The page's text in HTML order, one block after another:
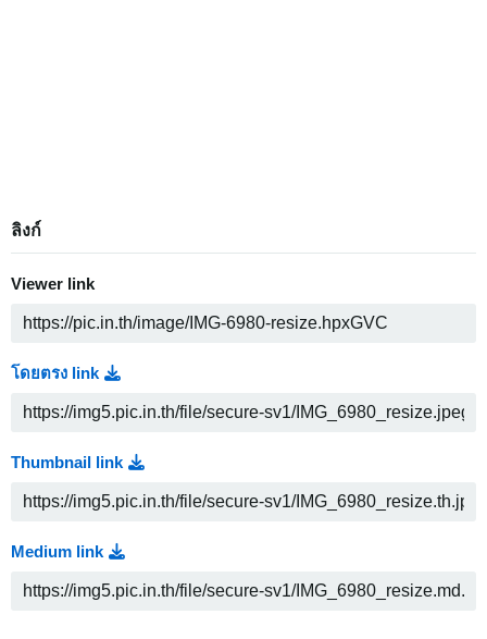
ลิงก์
Viewer link
โดยตรง link
Thumbnail link
Medium link